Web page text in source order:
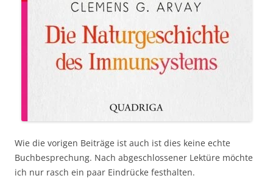
Wie die vorigen Beiträge ist auch ist dies keine echte
Buchbesprechung. Nach abgeschlossener Lektüre möchte
ich nur rasch ein paar Eindrücke festhalten.